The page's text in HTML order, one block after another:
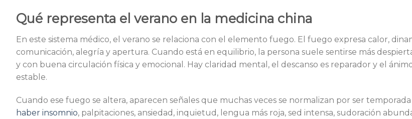
Qué representa el verano en la medicina china
En este sistema médico, el verano se relaciona con el elemento fuego. El fuego expresa calor,
comunicación, alegría y apertura. Cuando está en equilibrio, la persona suele sentirse más
y con buena circulación física y emocional. Hay claridad mental, el descanso es reparador y el
estable.
Cuando ese fuego se altera, aparecen señales que muchas veces se normalizan por ser
haber insomnio, palpitaciones, ansiedad, inquietud, lengua más roja, sed intensa, sudoración